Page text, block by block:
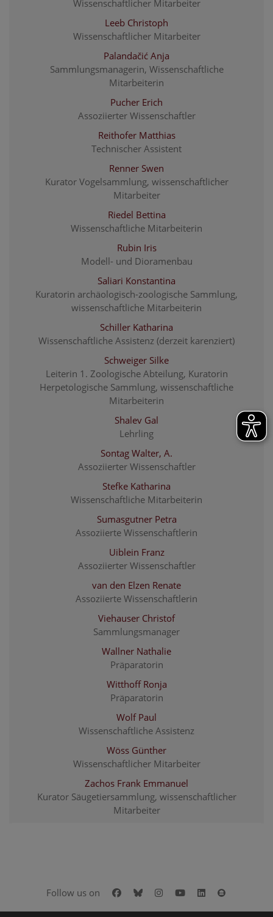
Wissenschaftlicher Mitarbeiter
Leeb Christoph
Wissenschaftlicher Mitarbeiter
Palandačić Anja
Sammlungsmanagerin, Wissenschaftliche
Mitarbeiterin
Pucher Erich
Assoziierter Wissenschaftler
Reithofer Matthias
Technischer Assistent
Renner Swen
Kurator Vogelsammlung, wissenschaftlicher
Mitarbeiter
Riedel Bettina
Wissenschaftliche Mitarbeiterin
Rubin Iris
Modell- und Dioramenbau
Saliari Konstantina
Kuratorin archäologisch-zoologische Sammlung,
wissenschaftliche Mitarbeiterin
Schiller Katharina
Wissenschaftliche Assistenz (derzeit karenziert)
Schweiger Silke
Leiterin 1. Zoologische Abteilung, Kuratorin
Herpetologische Sammlung, wissenschaftliche
Mitarbeiterin
Shalev Gal
Lehrling
Sontag Walter, A.
Assoziierter Wissenschaftler
Stefke Katharina
Wissenschaftliche Mitarbeiterin
Sumasgutner Petra
Assoziierte Wissenschaftlerin
Uiblein Franz
Assoziierter Wissenschaftler
van den Elzen Renate
Assoziierte Wissenschaftlerin
Viehauser Christof
Sammlungsmanager
Wallner Nathalie
Präparatorin
Witthoff Ronja
Präparatorin
Wolf Paul
Wissenschaftliche Assistenz
Wöss Günther
Wissenschaftlicher Mitarbeiter
Zachos Frank Emmanuel
Kurator Säugetiersammlung, wissenschaftlicher
Mitarbeiter
Follow us on Facebook
BlueskyInstagram
YoutubeLinkedIn